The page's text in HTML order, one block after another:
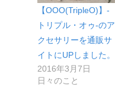
【OOO(TripleO)】-
トリプル・オゥ-のア
クセサリーを通販サ
イトにUPしました。
2016年3月7日
日々のこと